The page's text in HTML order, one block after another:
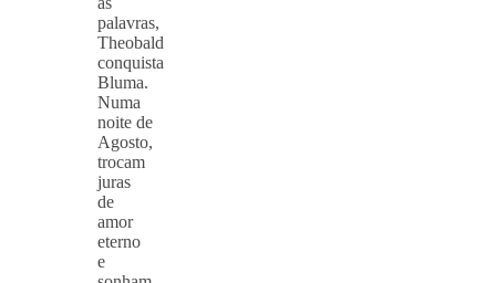
palavras,
Theobald
conquista
Bluma.
Numa
noite de
Agosto,
trocam
juras
de
amor
eterno
e